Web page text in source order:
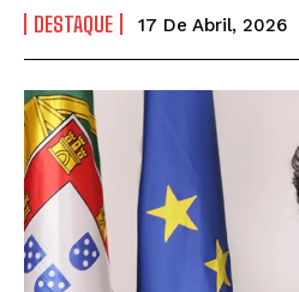
DESTAQUE 17 De Abril, 2026